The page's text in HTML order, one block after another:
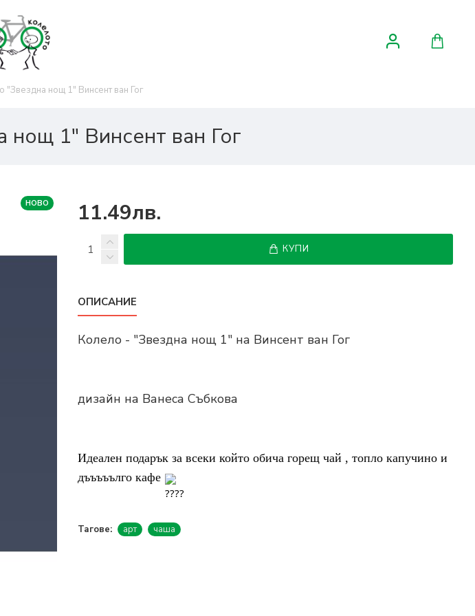
нощ 1" Винсент ван Гог
1" Винсент ван Гог
НОВО 11.49лв.
КУПИ
ОПИСАНИЕ
Колело - "Звездна нощ 1" на Винсент ван Гог
дизайн на Ванеса Събкова
Идеален подарък за всеки който обича горещ чай , топло капучино и
дъъъъълго кафе
Тагове: арт чаша